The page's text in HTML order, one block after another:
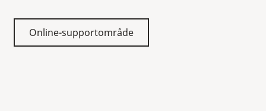
Online-supportområde